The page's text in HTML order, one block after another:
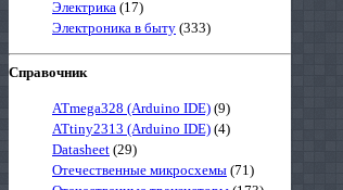
Электрика (17)
Электроника в быту (333)
Справочник
ATmega328 (Arduino IDE) (9)
ATtiny2313 (Arduino IDE) (4)
Datasheet (29)
Отечественные микросхемы (71)